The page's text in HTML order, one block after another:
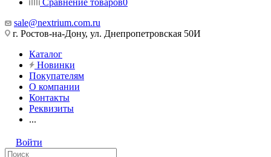
Сравнение товаров0
sale@nextrium.com.ru
г. Ростов-на-Дону, ул. Днепропетровская 50И
Каталог
Новинки
Покупателям
О компании
Контакты
Реквизиты
...
Войти